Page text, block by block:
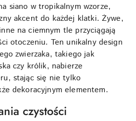
siano w tropikalnym wzorze,
akcent do każdej klatki. Żywe,
na ciemnym tle przyciągają
otoczeniu. Ten unikalny design
zwierzaka, takiego jak
czy królik, nabierze
stając się nie tylko
dekoracyjnym elementem.
czystości